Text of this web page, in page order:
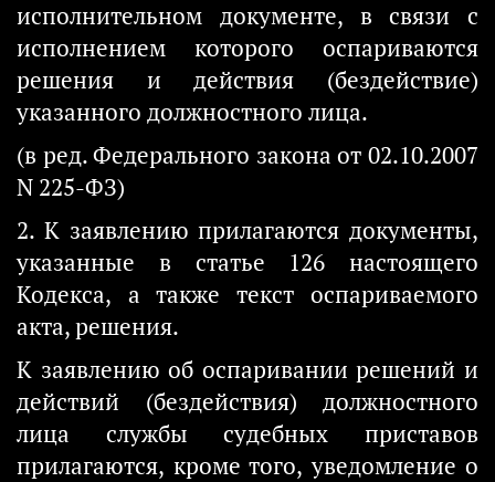
исполнительном документе, в связи с
исполнением которого оспариваются
решения и действия (бездействие)
указанного должностного лица.
(в ред. Федерального закона от 02.10.2007
N 225-ФЗ)
2. К заявлению прилагаются документы,
указанные в статье 126 настоящего
Кодекса, а также текст оспариваемого
акта, решения.
К заявлению об оспаривании решений и
действий (бездействия) должностного
лица службы судебных приставов
прилагаются, кроме того, уведомление о